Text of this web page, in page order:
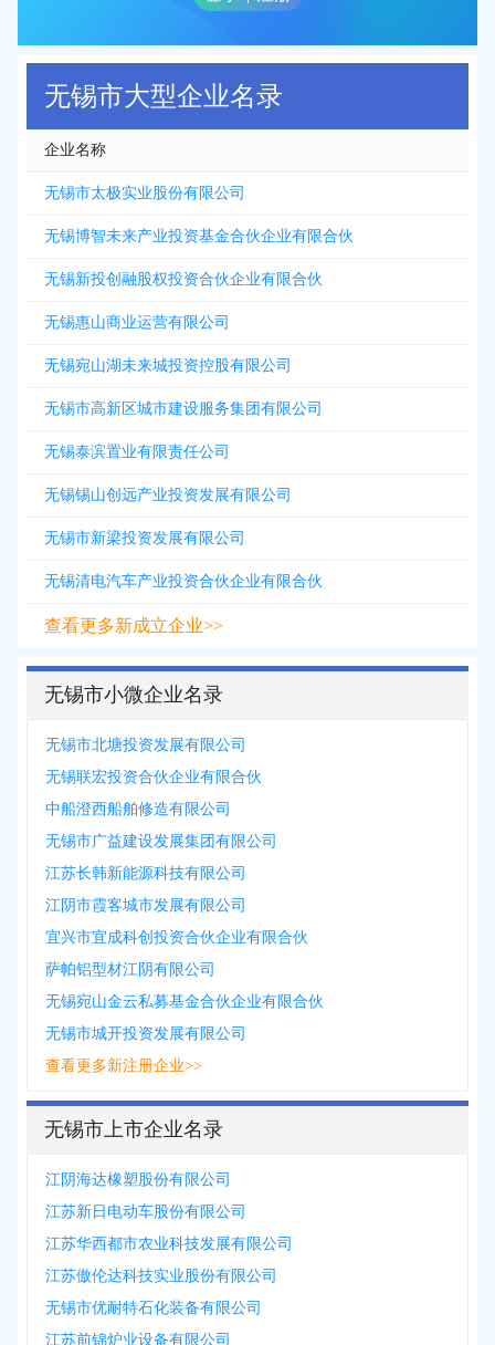
无锡市大型企业名录
企业名称
无锡市太极实业股份有限公司
无锡博智未来产业投资基金合伙企业有限合伙
无锡新投创融股权投资合伙企业有限合伙
无锡惠山商业运营有限公司
无锡宛山湖未来城投资控股有限公司
无锡市高新区城市建设服务集团有限公司
无锡泰滨置业有限责任公司
无锡锡山创远产业投资发展有限公司
无锡市新梁投资发展有限公司
无锡清电汽车产业投资合伙企业有限合伙
查看更多新成立企业>>
无锡市小微企业名录
无锡市北塘投资发展有限公司
无锡联宏投资合伙企业有限合伙
中船澄西船舶修造有限公司
无锡市广益建设发展集团有限公司
江苏长韩新能源科技有限公司
江阴市霞客城市发展有限公司
宜兴市宜成科创投资合伙企业有限合伙
萨帕铝型材江阴有限公司
无锡宛山金云私募基金合伙企业有限合伙
无锡市城开投资发展有限公司
查看更多新注册企业>>
无锡市上市企业名录
江阴海达橡塑股份有限公司
江苏新日电动车股份有限公司
江苏华西都市农业科技发展有限公司
江苏傲伦达科技实业股份有限公司
无锡市优耐特石化装备有限公司
江苏前锦炉业设备有限公司